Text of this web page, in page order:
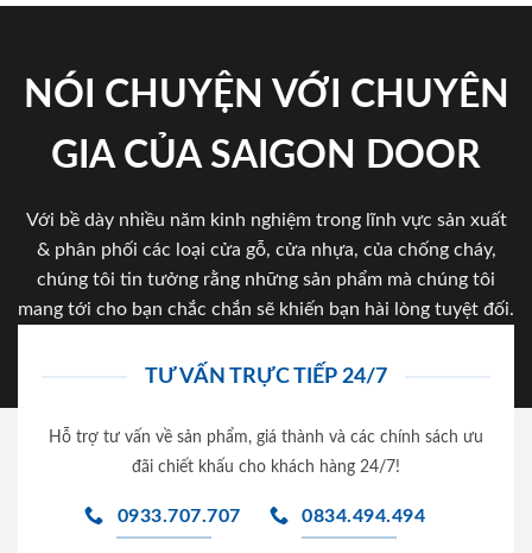
NÓI CHUYỆN VỚI CHUYÊN
GIA CỦA SAIGON DOOR
Với bề dày nhiều năm kinh nghiệm trong lĩnh vực sản xuất
& phân phối các loại cửa gỗ, cửa nhựa, của chống cháy,
chúng tôi tin tưởng rằng những sản phẩm mà chúng tôi
mang tới cho bạn chắc chắn sẽ khiến bạn hài lòng tuyệt đối.
TƯ VẤN TRỰC TIẾP 24/7
Hỗ trợ tư vấn về sản phẩm, giá thành và các chính sách ưu
đãi chiết khấu cho khách hàng 24/7!
0933.707.707 0834.494.494